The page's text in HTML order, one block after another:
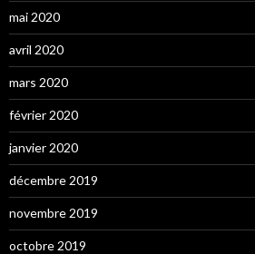
mai 2020
avril 2020
mars 2020
février 2020
janvier 2020
décembre 2019
novembre 2019
octobre 2019